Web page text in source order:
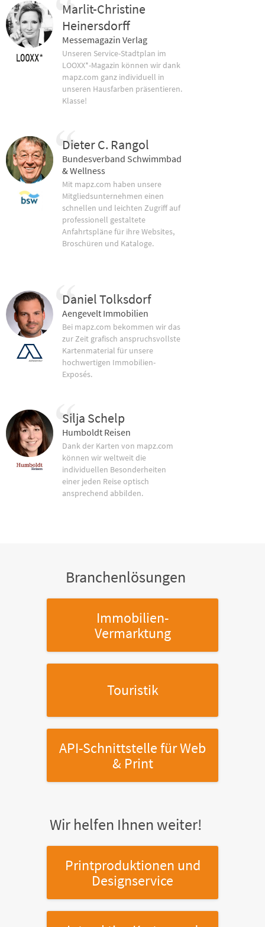
Marlit-Christine
Heinersdorff
Messemagazin Verlag
Unseren Service-Stadtplan im
LOOXX*-Magazin können wir dank
mapz.com ganz individuell in
unseren Hausfarben präsentieren.
Klasse!
Dieter C. Rangol
Bundesverband Schwimmbad
& Wellness
Mit mapz.com haben unsere
Mitgliedsunternehmen einen
schnellen und leichten Zugriff auf
professionell gestaltete
Anfahrtspläne für ihre Websites,
Broschüren und Kataloge.
Daniel Tolksdorf
Aengevelt Immobilien
Bei mapz.com bekommen wir das
zur Zeit grafisch anspruchsvollste
Kartenmaterial für unsere
hochwertigen Immobilien-
Exposés.
Silja Schelp
Humboldt Reisen
Dank der Karten von mapz.com
können wir weltweit die
individuellen Besonderheiten
einer jeden Reise optisch
ansprechend abbilden.
Branchenlösungen
Immobilien-
Vermarktung
Touristik
API-Schnittstellefür Web
& Print
Wir helfen Ihnen weiter!
Printproduktionen und
Designservice